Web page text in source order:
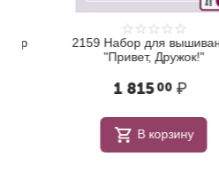
2159 Набор для вышивания
"Привет, Дружок!"
1 81500 ₽
В корзину